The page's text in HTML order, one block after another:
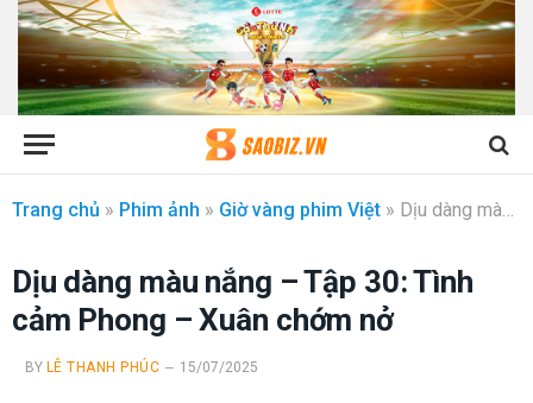
Trang chủ » Phim ảnh » Giờ vàng phim Việt » Dịu dàng màu nắng – Tập 30: Tình cảm Phong – Xuân chớm nở
Dịu dàng màu nắng – Tập 30: Tình
cảm Phong – Xuân chớm nở
BY LÊ THANH PHÚC 15/07/2025